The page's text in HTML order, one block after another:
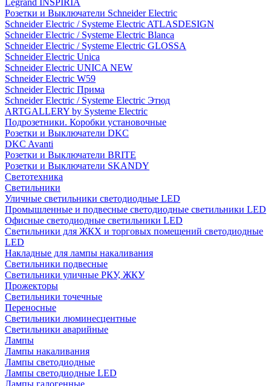
Розетки и Выключатели Schneider Electric
Schneider Electric / Systeme Electric ATLASDESIGN
Schneider Electric / Systeme Electric Blanca
Schneider Electric / Systeme Electric GLOSSA
Schneider Electric Unica
Schneider Electric UNICA NEW
Schneider Electric W59
Schneider Electric Прима
Schneider Electric / Systeme Electric Этюд
ARTGALLERY by Systeme Electric
Подрозетники. Коробки установочные
Розетки и Выключатели DKC
DKC Avanti
Розетки и Выключатели BRITE
Розетки и Выключатели SKANDY
Светотехника
Светильники
Уличные светильники светодиодные LED
Промышленные и подвесные светодиодные светильники LED
Офисные светодиодные светильники LED
Светильники для ЖКХ и торговых помещений светодиодные
LED
Накладные для лампы накаливания
Светильники подвесные
Светильники уличные РКУ, ЖКУ
Прожекторы
Cветильники точечные
Переносные
Светильники люминесцентные
Светильники аварийные
Лампы
Лампы накаливания
Лампы светодиодные
Лампы светодиодные LED
Лампы галогенные